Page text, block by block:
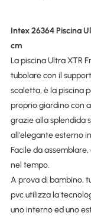
Intex 26364 Piscina
cm
La piscina Ultra XTR
tubolare con il
scaletta, è la piscina
proprio giardino con
grazie alla splendida
all'elegante esterno
Facile da
nel tempo.
A prova di bambino,
pvc utilizza la
uno interno ed uno